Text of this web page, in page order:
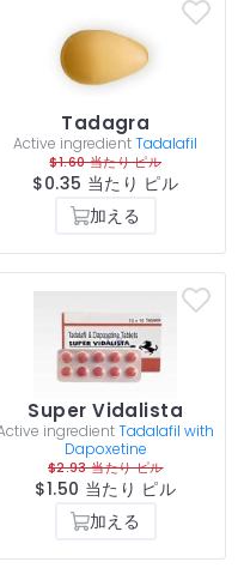
Tadagra
Active ingredientTadalafil
$1.60 当たり ピル
$0.35 当たり ピル
加える
Super Vidalista
ingredientTadalafil with
Dapoxetine
$2.93 当たり ピル
$1.50 当たり ピル
加える